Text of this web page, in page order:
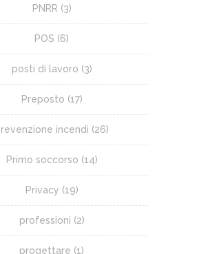
PNRR (3)
POS (6)
posti di lavoro (3)
Preposto (17)
incendi (26)
Primo soccorso (14)
Privacy (19)
professioni (2)
progettare (1)